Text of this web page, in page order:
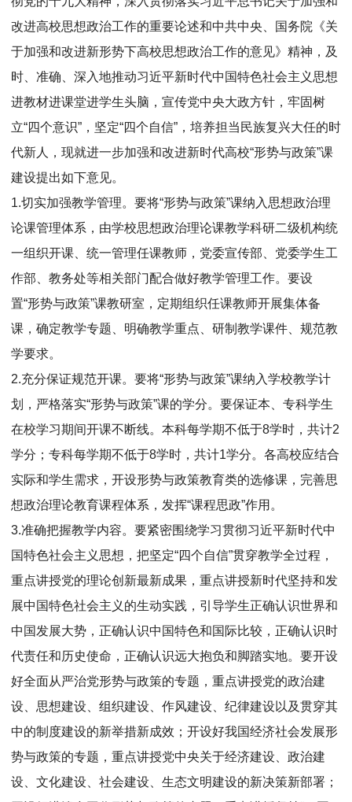
改进高校思想政治工作的重要论述和中共中央、国务院《关
于加强和改进新形势下高校思想政治工作的意见》精神，及
时、准确、深入地推动习近平新时代中国特色社会主义思想
进教材进课堂进学生头脑，宣传党中央大政方针，牢固树
立“四个意识”，坚定“四个自信”，培养担当民族复兴大任的时
代新人，现就进一步加强和改进新时代高校“形势与政策”课
建设提出如下意见。
1.切实加强教学管理。要将“形势与政策”课纳入思想政治理
论课管理体系，由学校思想政治理论课教学科研二级机构统
一组织开课、统一管理任课教师，党委宣传部、党委学生工
作部、教务处等相关部门配合做好教学管理工作。要设
置“形势与政策”课教研室，定期组织任课教师开展集体备
课，确定教学专题、明确教学重点、研制教学课件、规范教
学要求。
2.充分保证规范开课。要将“形势与政策”课纳入学校教学计
划，严格落实“形势与政策”课的学分。要保证本、专科学生
在校学习期间开课不断线。本科每学期不低于8学时，共计2
学分；专科每学期不低于8学时，共计1学分。各高校应结合
实际和学生需求，开设形势与政策教育类的选修课，完善思
想政治理论教育课程体系，发挥“课程思政”作用。
3.准确把握教学内容。要紧密围绕学习贯彻习近平新时代中
国特色社会主义思想，把坚定“四个自信”贯穿教学全过程，
重点讲授党的理论创新最新成果，重点讲授新时代坚持和发
展中国特色社会主义的生动实践，引导学生正确认识世界和
中国发展大势，正确认识中国特色和国际比较，正确认识时
代责任和历史使命，正确认识远大抱负和脚踏实地。要开设
好全面从严治党形势与政策的专题，重点讲授党的政治建
设、思想建设、组织建设、作风建设、纪律建设以及贯穿其
中的制度建设的新举措新成效；开设好我国经济社会发展形
势与政策的专题，重点讲授党中央关于经济建设、政治建
设、文化建设、社会建设、生态文明建设的新决策新部署；